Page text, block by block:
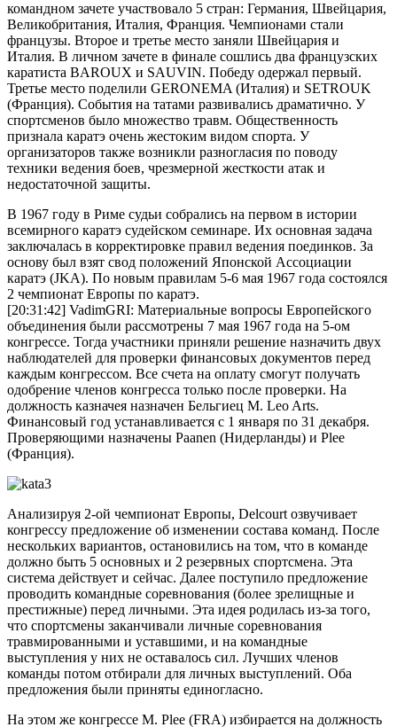
командном зачете участвовало 5 стран: Германия, Швейцария,
Великобритания, Италия, Франция. Чемпионами стали
французы. Второе и третье место заняли Швейцария и
Италия. В личном зачете в финале сошлись два французских
каратиста BAROUX и SAUVIN. Победу одержал первый.
Третье место поделили GERONEMA (Италия) и SETROUK
(Франция). События на татами развивались драматично. У
спортсменов было множество травм. Общественность
признала каратэ очень жестоким видом спорта. У
организаторов также возникли разногласия по поводу
техники ведения боев, чрезмерной жесткости атак и
недостаточной защиты.
В 1967 году в Риме судьи собрались на первом в истории
всемирного каратэ судейском семинаре. Их основная задача
заключалась в корректировке правил ведения поединков. За
основу был взят свод положений Японской Ассоциации
каратэ (JKA). По новым правилам 5-6 мая 1967 года состоялся
2 чемпионат Европы по каратэ.
[20:31:42] VadimGRI: Материальные вопросы Европейского
объединения были рассмотрены 7 мая 1967 года на 5-ом
конгрессе. Тогда участники приняли решение назначить двух
наблюдателей для проверки финансовых документов перед
каждым конгрессом. Все счета на оплату смогут получать
одобрение членов конгресса только после проверки. На
должность казначея назначен Бельгиец M. Leo Arts.
Финансовый год устанавливается с 1 января по 31 декабря.
Проверяющими назначены Paanen (Нидерланды) и Plee
(Франция).
Анализируя 2-ой чемпионат Европы, Delcourt озвучивает
конгрессу предложение об изменении состава команд. После
нескольких вариантов, остановились на том, что в команде
должно быть 5 основных и 2 резервных спортсмена. Эта
система действует и сейчас. Далее поступило предложение
проводить командные соревнования (более зрелищные и
престижные) перед личными. Эта идея родилась из-за того,
что спортсмены заканчивали личные соревнования
травмированными и уставшими, и на командные
выступления у них не оставалось сил. Лучших членов
команды потом отбирали для личных выступлений. Оба
предложения были приняты единогласно.
На этом же конгрессе М. Plee (FRA) избирается на должность